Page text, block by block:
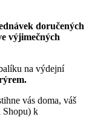
doručených
výjimečných
na výdejní
vás doma, váš
Shopu) k